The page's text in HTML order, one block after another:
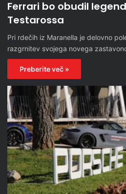
Ferrari bo obudil
Testarossa
Pri rdečih iz Maranella je delovno
razgrnitev svojega novega
Preberite več »